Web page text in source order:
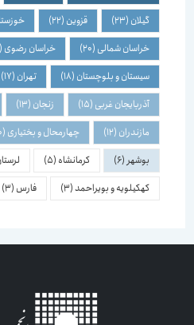
گیلان(23) قزوین(22) خوزستان(20)
خراسان شمالی(20) خراسان رضوی(18)
سیستان و بلوچستان(18) تهران(17)
آذربایجان غربی(15) زنجان(13)
مازندران(12) چهارمحال و بختیاری(10)
بوشهر(6) کرمانشاه(5) لرستان(4)
کهکیلویه و بویراحمد(3) فارس(3)